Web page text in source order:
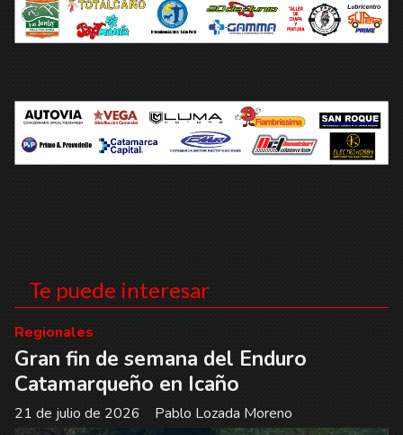
Te puede interesar
Gran fin de semana del Enduro
Catamarqueño en Icaño
Pablo Lozada Moreno
Regionales
21 de julio de 2026